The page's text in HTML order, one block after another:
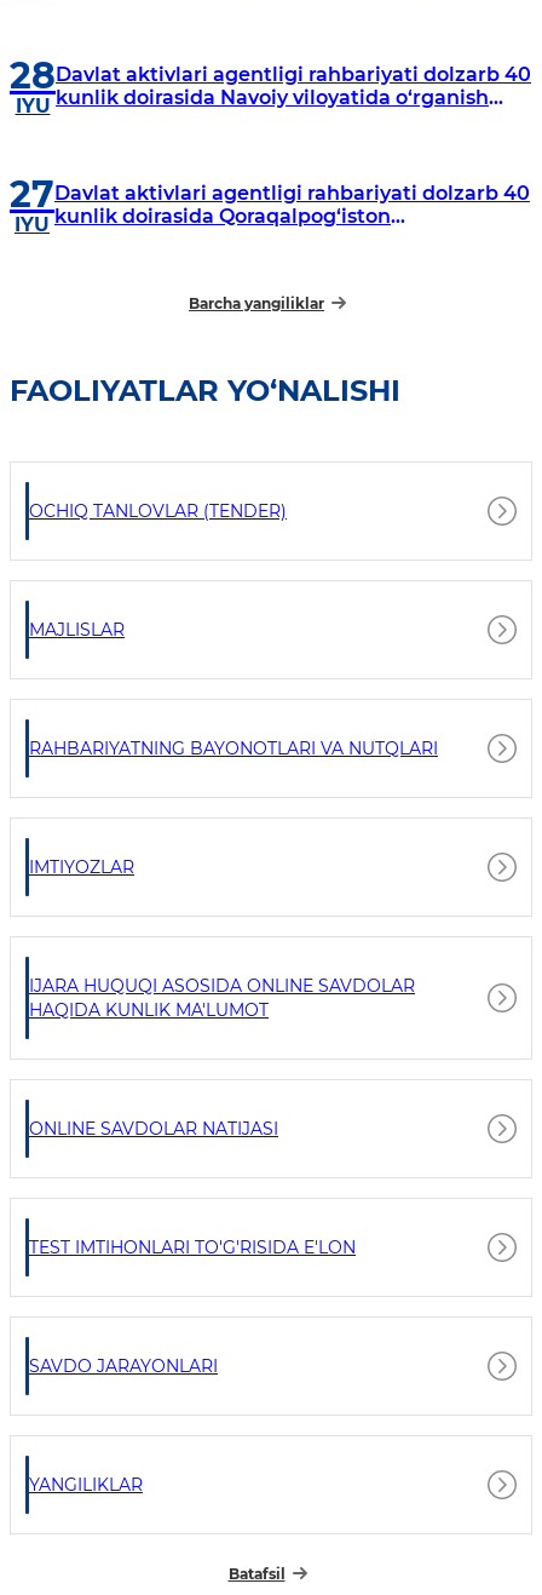
28
IYU
Davlat aktivlari agentligi rahbariyati dolzarb 40
kunlik doirasida Navoiy viloyatida o‘rganish
27
IYU
Davlat aktivlari agentligi rahbariyati dolzarb 40
kunlik doirasida Qoraqalpog‘iston
Barcha yangiliklar
FAOLIYATLAR YO‘NALISHI
OCHIQ TANLOVLAR (TENDER)
MAJLISLAR
RAHBARIYATNING BAYONOTLARI VA NUTQLARI
IMTIYOZLAR
IJARA HUQUQI ASOSIDA ONLINE SAVDOLAR
HAQIDA KUNLIK MA'LUMOT
ONLINE SAVDOLAR NATIJASI
TEST IMTIHONLARI TO'G'RISIDA E'LON
SAVDO JARAYONLARI
YANGILIKLAR
Batafsil